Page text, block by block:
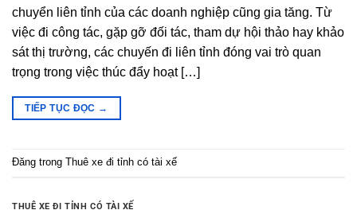
chuyển liên tỉnh của các doanh nghiệp cũng gia tăng. Từ
việc đi công tác, gặp gỡ đối tác, tham dự hội thảo hay khảo
sát thị trường, các chuyến đi liên tỉnh đóng vai trò quan
trọng trong việc thúc đẩy hoạt […]
TIẾP TỤC ĐỌC →
Đăng trong Thuê xe đi tỉnh có tài xế
THUÊ XE ĐI TỈNH CÓ TÀI XẾ